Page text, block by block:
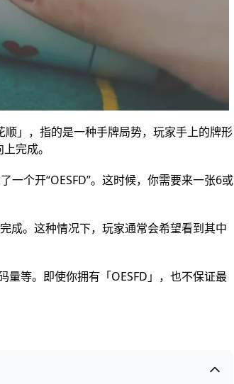
」，指的是一种手牌局势，玩家手上的牌形
完成。
个开“OESFD”。这时候，你需要来一张6或
成。这种情况下，玩家通常会希望看到其中
等。即使你拥有「OESFD」，也不保证最